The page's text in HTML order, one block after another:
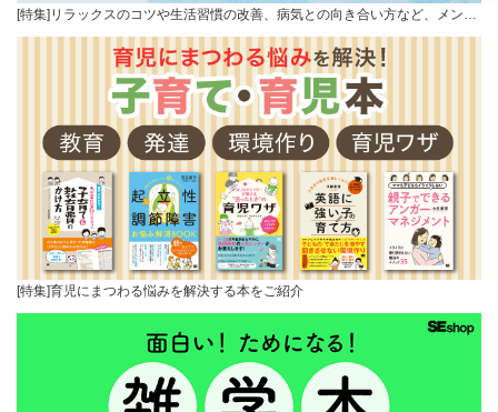
[特集]リラックスのコツや生活習慣の改善、病気との向き合い方など、メン…
[特集]育児にまつわる悩みを解決する本をご紹介